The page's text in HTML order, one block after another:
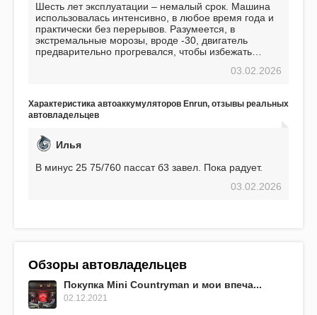
Шесть лет эксплуатации – немалый срок. Машина
использовалась интенсивно, в любое время года и
практически без перерывов. Разумеется, в
экстремальные морозы, вроде -30, двигатель
предварительно прогревался, чтобы избежать
использования не было ни единой поломки,
EFB 75. Судя по характеристикам, он даже
превосходит предыдущую модель.
03.02.2026
Характеристика автоаккумуляторов Enrun, отзывы реальных
автовладельцев
Илья
В минус 25 75/760 пассат б3 завел. Пока радует.
03.02.2026
Обзоры автовладельцев
Покупка Mini Countryman и мои впеча...
02.12.2021